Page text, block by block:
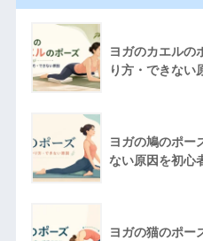
ヨガのカエルの
り方・できない
ヨガの鳩のポー
ない原因を初心
ヨガの猫のポー